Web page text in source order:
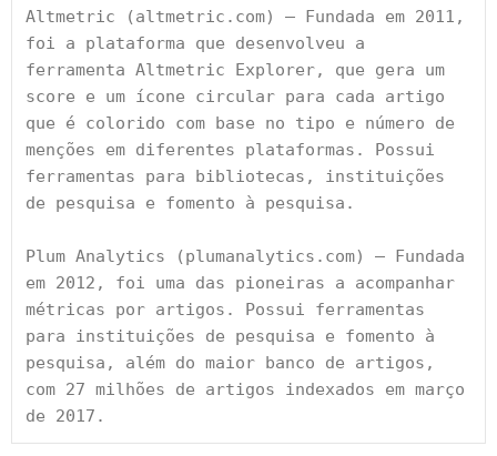
Altmetric (altmetric.com) – Fundada em 2011,
foi a plataforma que desenvolveu a
ferramenta Altmetric Explorer, que gera um
score e um ícone circular para cada artigo
que é colorido com base no tipo e número de
menções em diferentes plataformas. Possui
ferramentas para bibliotecas, instituições
de pesquisa e fomento à pesquisa.
Plum Analytics (plumanalytics.com) – Fundada
em 2012, foi uma das pioneiras a acompanhar
métricas por artigos. Possui ferramentas
para instituições de pesquisa e fomento à
pesquisa, além do maior banco de artigos,
com 27 milhões de artigos indexados em março
de 2017.